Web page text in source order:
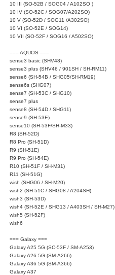
10 III (SO-52B / SOG04 / A102SO )
10 IV (SO-52C / SOG07/A202SO)
10 V (SO-52D / SOG11 /A302SO)
10 VI (SO-52E / SOG14)
10 VII (SO-52F / SOG16 / A502SO)
=== AQUOS ===
sense3 basic (SHV48)
sense3 plus (SHV46 / 901SH / SH-RM11)
sense6 (SH-54B / SHG05/SH-RM19)
sense6s (SHG07)
sense7 (SH-53C / SHG10)
sense7 plus
sense8 (SH-54D / SHG11)
sense9 (SH-53E)
sense10 (SH-53F/SH-M33)
R8 (SH-52D)
R8 Pro (SH-51D)
R9 (SH-51E)
R9 Pro (SH-54E)
R10 (SH-51F / SH-M31)
R11 (SH-51G)
wish (SHG06 / SH-M20)
wish2 (SH-51C / SHG08 / A204SH)
wish3 (SH-53D)
wish4 (SH-52E / SHG13 / A403SH / SH-M27)
wish5 (SH-52F)
wish6
=== Galaxy ===
Galaxy A25 5G (SC-53F / SM-A253)
Galaxy A26 5G (SM-A266)
Galaxy A36 5G (SM-A366)
Galaxy A37